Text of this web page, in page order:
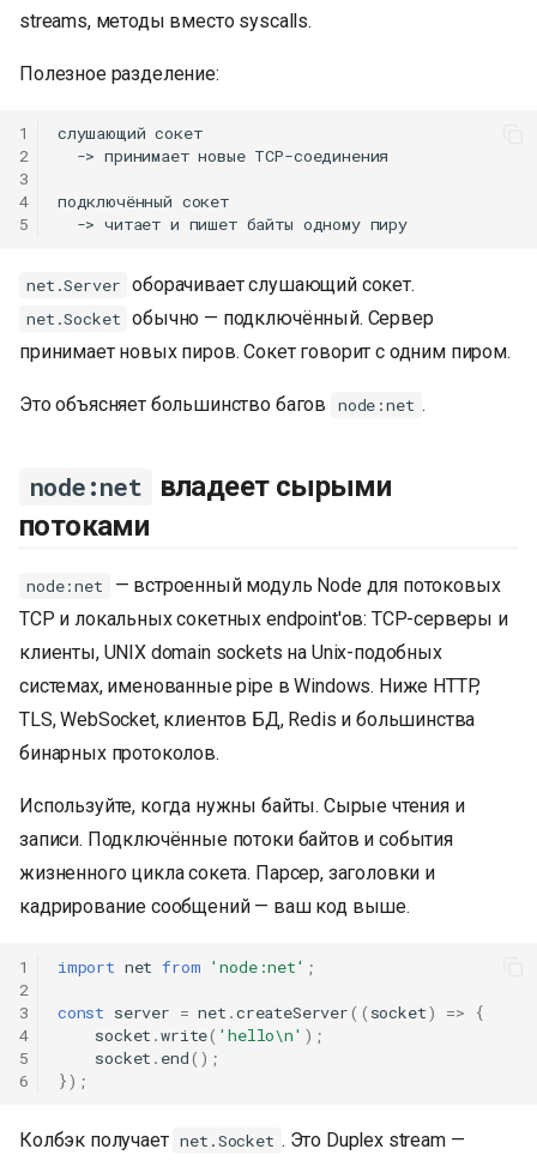
streams, методы вместо syscalls.
Полезное разделение:
1
2
3
4
5
слушающий сокет
  -> принимает новые TCP-соединения
подключённый сокет
  -> читает и пишет байты одному пиру
net.Server оборачивает слушающий сокет.
net.Socket обычно — подключённый. Сервер
принимает новых пиров. Сокет говорит с одним пиром.
Это объясняет большинство багов node:net .
node:net
владеет сырыми
потоками
node:net
— встроенный модуль Node для потоковых
TCP и локальных сокетных endpoint'ов: TCP-серверы и
клиенты, UNIX domain sockets на Unix-подобных
системах, именованные pipe в Windows. Ниже HTTP,
TLS, WebSocket, клиентов БД, Redis и большинства
бинарных протоколов.
Используйте, когда нужны байты. Сырые чтения и
записи. Подключённые потоки байтов и события
жизненного цикла сокета. Парсер, заголовки и
кадрирование сообщений — ваш код выше.
1
2
3
4
5
6
import net from 'node:net' ;
const server = net .createServer(( socket) =>
{
socket .write( 'hello\n' );
socket . end();
});
Колбэк получает net.Socket . Это Duplex stream —